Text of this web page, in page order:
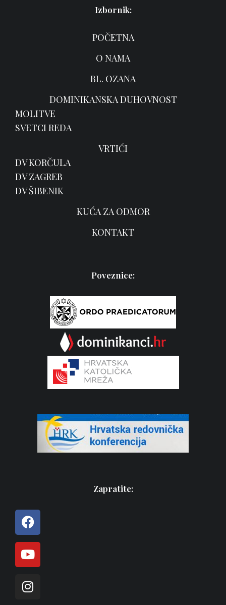
Izbornik:
POČETNA
O NAMA
BL. OZANA
DOMINIKANSKA DUHOVNOST
MOLITVE
SVETCI REDA
VRTIĆI
DV KORČULA
DV ZAGREB
DV ŠIBENIK
KUĆA ZA ODMOR
KONTAKT
Poveznice:
Zapratite: